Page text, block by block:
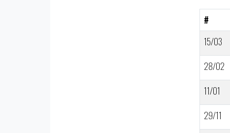
#
15/03
28/02
11/01
29/11